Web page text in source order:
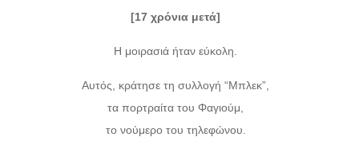
[17 χρόνια μετά]
Η μοιρασιά ήταν εύκολη.
Αυτός, κράτησε τη συλλογή “Μπλεκ”,
τα πορτραίτα του Φαγιούμ,
το νούμερο του τηλεφώνου.